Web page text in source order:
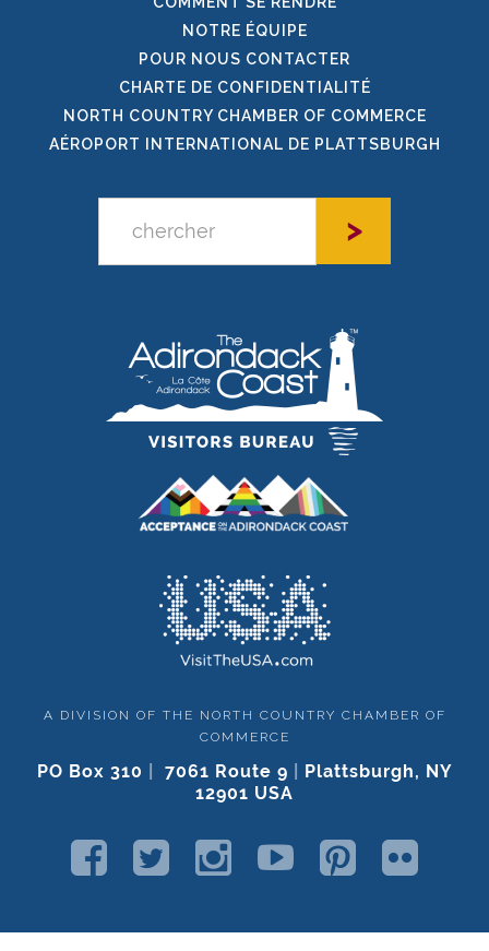
NOTRE ÉQUIPE
POUR NOUS CONTACTER
CHARTE DE CONFIDENTIALITÉ
NORTH COUNTRY CHAMBER OF COMMERCE
AÉROPORT INTERNATIONAL DE PLATTSBURGH
A DIVISION OF THE NORTH COUNTRY CHAMBER OF
COMMERCE
PO Box 310 7061 Route 9
Plattsburgh, NY
12901 USA